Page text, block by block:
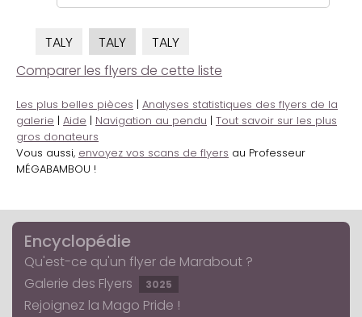
TALY TALY
TALY
Comparer les flyers de cette liste
Les plus belles pièces | Analyses statistiques des flyers de la
galerie | Aide | Navigation au pendu | Tout savoir sur les plus
gros donateurs
Vous aussi, envoyez vos scans de flyers au Professeur
MÉGABAMBOU !
Encyclopédie
Qu'est-ce qu'un flyer de Marabout ?
Galerie des Flyers
3025
Rejoignez la Mago Pride !